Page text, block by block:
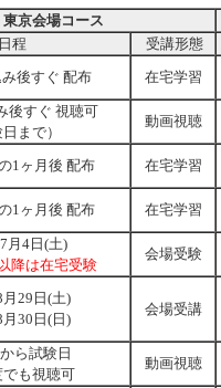
東京会場コース
日程
受講形態
後すぐ 配布 在宅学習
後すぐ 視聴可
日まで）
動画視聴
1ヶ月後 配布 在宅学習
1ヶ月後 配布 在宅学習
月4日(土)
降は在宅受験
会場受験
29日(土)
30日(日)
会場受講
ら試験日
でも視聴可
動画視聴